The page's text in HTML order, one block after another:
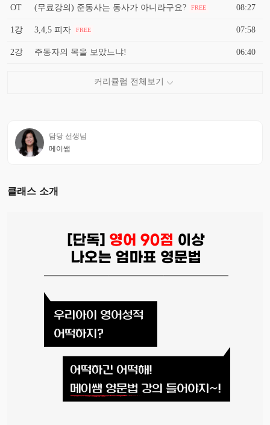
OT (무료강의) 준동사는 동사가 아니라구요? FREE 08:27
1강 3,4,5 피자 FREE 07:58
2강 주동자의 목을 보았느냐! 06:40
담당 선생님
메이쌤
클래스 소개